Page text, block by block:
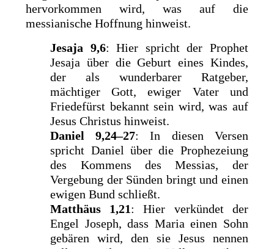
hervorkommen wird, was auf die
messianische Hoffnung hinweist.
Jesaja 9,6: Hier spricht der Prophet
Jesaja über die Geburt eines Kindes,
der als wunderbarer Ratgeber,
mächtiger Gott, ewiger Vater und
Friedefürst bekannt sein wird, was auf
Jesus Christus hinweist.
Daniel 9,24–27: In diesen Versen
spricht Daniel über die Prophezeiung
des Kommens des Messias, der
Vergebung der Sünden bringt und einen
ewigen Bund schließt.
Matthäus 1,21: Hier verkündet der
Engel Joseph, dass Maria einen Sohn
gebären wird, den sie Jesus nennen